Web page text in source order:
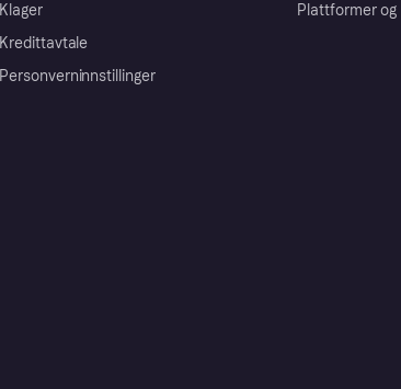
Klager
Kredittavtale
Personverninnstillinger
Plattformer